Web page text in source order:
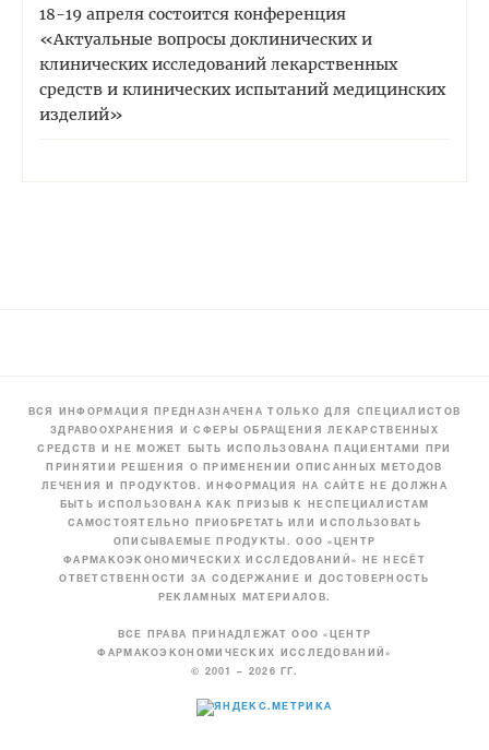
18-19 апреля состоится конференция
«Актуальные вопросы доклинических и
клинических исследований лекарственных
средств и клинических испытаний медицинских
изделий»
ВСЯ ИНФОРМАЦИЯ ПРЕДНАЗНАЧЕНА ТОЛЬКО ДЛЯ СПЕЦИАЛИСТОВ
ЗДРАВООХРАНЕНИЯ И СФЕРЫ ОБРАЩЕНИЯ ЛЕКАРСТВЕННЫХ
СРЕДСТВ И НЕ МОЖЕТ БЫТЬ ИСПОЛЬЗОВАНА ПАЦИЕНТАМИ ПРИ
ПРИНЯТИИ РЕШЕНИЯ О ПРИМЕНЕНИИ ОПИСАННЫХ МЕТОДОВ
ЛЕЧЕНИЯ И ПРОДУКТОВ. ИНФОРМАЦИЯ НА САЙТЕ НЕ ДОЛЖНА
БЫТЬ ИСПОЛЬЗОВАНА КАК ПРИЗЫВ К НЕСПЕЦИАЛИСТАМ
САМОСТОЯТЕЛЬНО ПРИОБРЕТАТЬ ИЛИ ИСПОЛЬЗОВАТЬ
ОПИСЫВАЕМЫЕ ПРОДУКТЫ. ООО «ЦЕНТР
ФАРМАКОЭКОНОМИЧЕСКИХ ИССЛЕДОВАНИЙ» НЕ НЕСЁТ
ОТВЕТСТВЕННОСТИ ЗА СОДЕРЖАНИЕ И ДОСТОВЕРНОСТЬ
РЕКЛАМНЫХ МАТЕРИАЛОВ.
ВСЕ ПРАВА ПРИНАДЛЕЖАТ ООО «ЦЕНТР
ФАРМАКОЭКОНОМИЧЕСКИХ ИССЛЕДОВАНИЙ»
© 2001 – 2026 ГГ.